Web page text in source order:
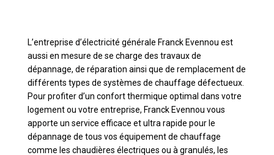
L’entreprise d’électricité générale Franck Evennou est
aussi en mesure de se charge des travaux de
dépannage, de réparation ainsi que de remplacement de
différents types de systèmes de chauffage défectueux.
Pour profiter d’un confort thermique optimal dans votre
logement ou votre entreprise, Franck Evennou vous
apporte un service efficace et ultra rapide pour le
dépannage de tous vos équipement de chauffage
comme les chaudières électriques ou à granulés, les